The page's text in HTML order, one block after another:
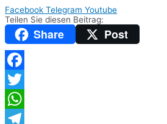
Facebook Telegram Youtube
Teilen Sie diesen Beitrag:
Share Post
Facebook
Twitter
WhatsApp